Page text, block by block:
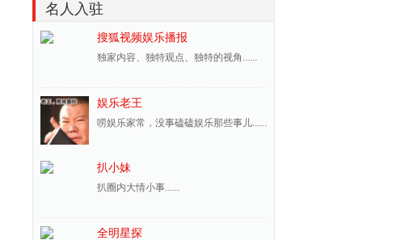
名人入驻
搜狐视频娱乐播报
独家内容、独特观点、独特的视角......
娱乐老王
唠娱乐家常，没事磕磕娱乐那些事儿......
扒小妹
扒圈内大情小事......
全明星探